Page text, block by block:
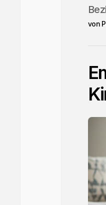
von